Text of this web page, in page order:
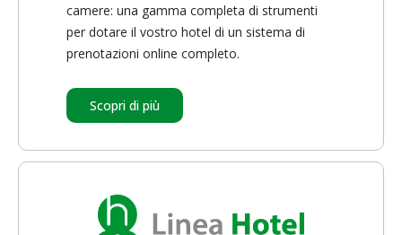
camere: una gamma completa di strumenti
per dotare il vostro hotel di un sistema di
prenotazioni online completo.
Scopri di più